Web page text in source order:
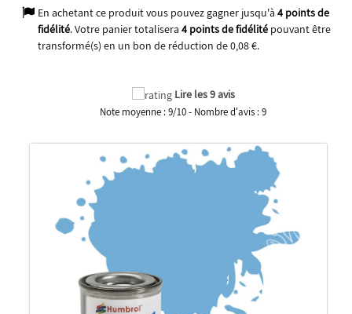
En achetant ce produit vous pouvez gagner jusqu'à 4points de
fidélité. Votre panier totalisera 4points de fidélitépouvant être
transformé(s) en un bon de réduction de0,08 €.
Lire les 9 avis
Note moyenne :9/10- Nombre d'avis :9